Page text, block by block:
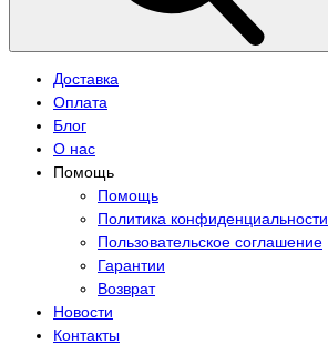
Доставка
Оплата
Блог
О нас
Помощь
Помощь
Политика конфиденциальности
Пользовательское соглашение
Гарантии
Возврат
Новости
Контакты